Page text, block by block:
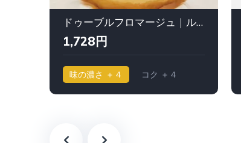
ドゥーブルフロマージュ｜ルタオ
1,728円
味の濃さ ＋４ コク ＋４